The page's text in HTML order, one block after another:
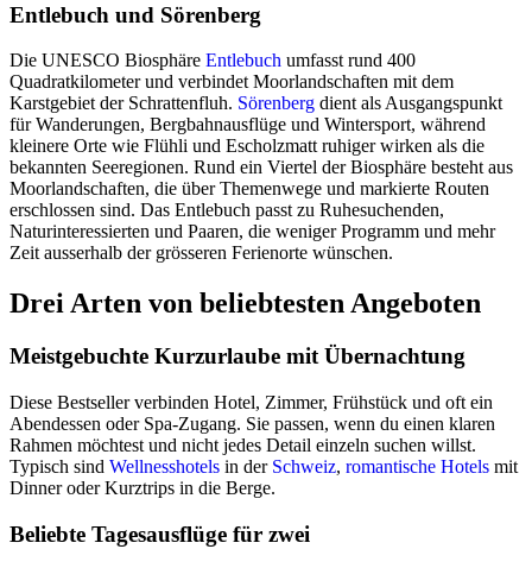
Entlebuch und Sörenberg
Die UNESCO Biosphäre Entlebuch umfasst rund 400
Quadratkilometer und verbindet Moorlandschaften mit dem
Karstgebiet der Schrattenfluh. Sörenberg dient als Ausgangspunkt
für Wanderungen, Bergbahnausflüge und Wintersport, während
kleinere Orte wie Flühli und Escholzmatt ruhiger wirken als die
bekannten Seeregionen. Rund ein Viertel der Biosphäre besteht aus
Moorlandschaften, die über Themenwege und markierte Routen
erschlossen sind. Das Entlebuch passt zu Ruhesuchenden,
Naturinteressierten und Paaren, die weniger Programm und mehr
Zeit ausserhalb der grösseren Ferienorte wünschen.
Drei Arten von beliebtesten Angeboten
Meistgebuchte Kurzurlaube mit Übernachtung
Diese Bestseller verbinden Hotel, Zimmer, Frühstück und oft ein
Abendessen oder Spa-Zugang. Sie passen, wenn du einen klaren
Rahmen möchtest und nicht jedes Detail einzeln suchen willst.
Typisch sind Wellnesshotels in der Schweiz, romantische Hotels mit
Dinner oder Kurztrips in die Berge.
Beliebte Tagesausflüge für zwei